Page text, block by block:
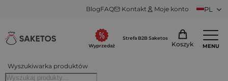
BlogFAQ Kontakt Moje konto PL
Wyszukiwarka produktów
Wyprzedaż
Strefa B2B Saketos
Koszyk MENU